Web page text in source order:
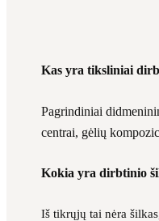
Kas yra tiksliniai
Pagrindiniai
centrai, gėlių
Kokia yra dirbtinio
Iš tikrųjų tai nėra